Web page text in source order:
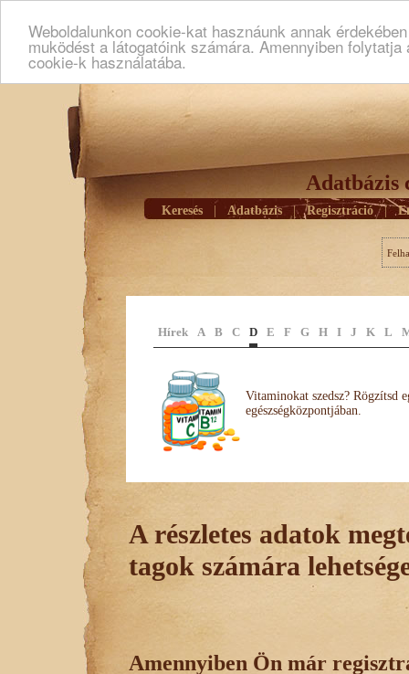
Weboldalunkon cookie-kat hasznáunk annak
muködést a látogatóink számára. Amennyiben
cookie-k használatába.
Adatbázis
Keresés Adatbázis | Regisztráció |
Hírek A B C D E F G H I J K L
Vitaminokat szedsz? Rögzítsd
egészségközpontjában.
A részletes adatok
tagok számára
Amennyiben Ön már